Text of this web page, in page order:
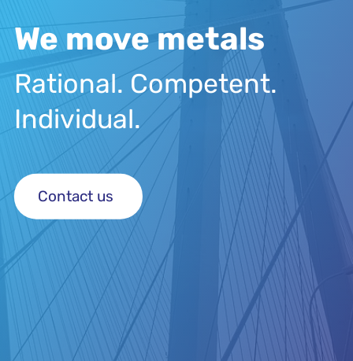
We move metals
Rational. Competent.
Individual.
Contact us